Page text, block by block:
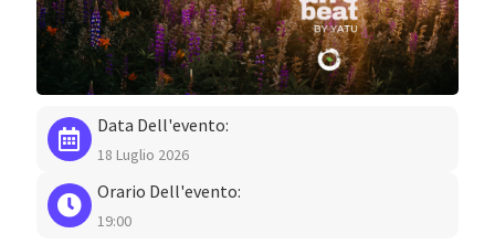
Il mio account
Data Dell'evento:
18 Luglio 2026
Orario Dell'evento:
19:00